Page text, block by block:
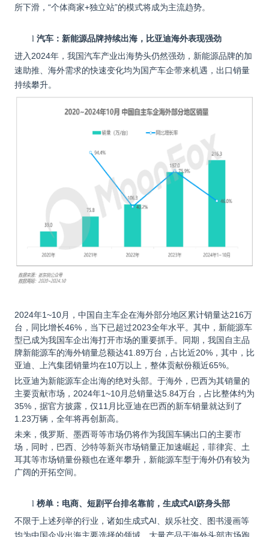
所下滑，“个体商家+独立站”的模式将成为主流趋势。
l 汽车：新能源品牌持续出海，比亚迪海外表现强劲
进入2024年，我国汽车产业出海势头仍然强劲，新能源品牌的加
速助推、海外需求的快速变化均为国产车企带来机遇，出口销量
持续攀升。
2024年1~10月，中国自主车企在海外部分地区累计销量达216万
台，同比增长46%，当下已超过2023全年水平。其中，新能源车
型已成为我国车企出海打开市场的重要抓手。同期，我国自主品
牌新能源车的海外销量总额达41.89万台，占比近20%，其中，比
亚迪、上汽集团销量均在10万以上，整体贡献份额近65%。
比亚迪为新能源车企出海的绝对头部。于海外，巴西为其销量的
主要贡献市场，2024年1~10月总销量达5.84万台，占比整体约为
35%，据官方披露，仅11月比亚迪在巴西的新车销量就达到了
1.23万辆，全年将再创新高。
未来，俄罗斯、墨西哥等市场仍将作为我国车辆出口的主要市
场，同时，巴西、沙特等新兴市场销量正加速崛起，菲律宾、土
耳其等市场销量份额也在逐年攀升，新能源车型于海外仍有较为
广阔的开拓空间。
l 榜单：电商、短剧平台排名靠前，生成式AI跻身头部
不限于上述列举的行业，诸如生成式AI、娱乐社交、图书漫画等
均为中国企业出海主要选择的领域，大量产品于海外头部市场跑